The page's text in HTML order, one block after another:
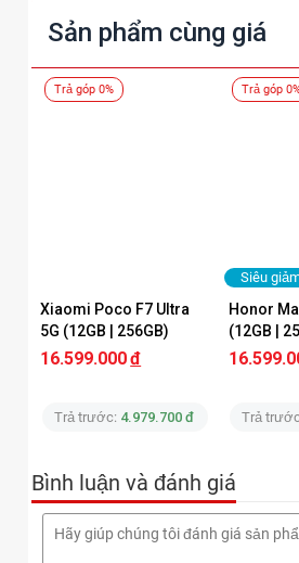
Sản phẩm cùng giá
Trả góp 0%
Xiaomi Poco F7 Ultra
5G (12GB | 256GB)
16.599.000đ
Trả trước: 4.979.700 đ
Trả góp
Siêu
Honor
(12GB |
Trả
Bình luận và đánh giá